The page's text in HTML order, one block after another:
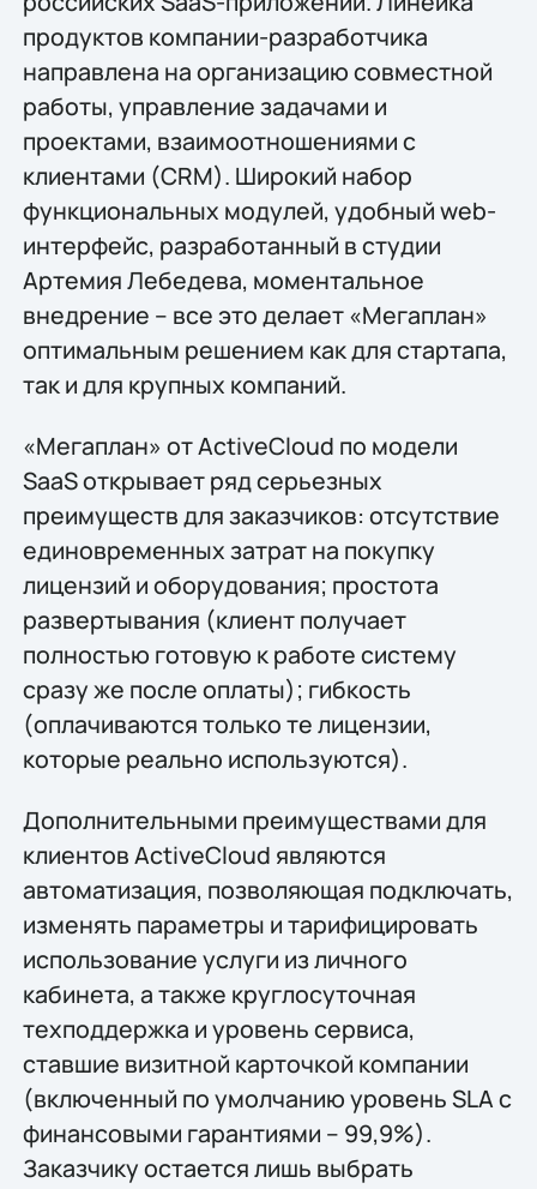
продуктов компании-разработчика
направлена на организацию совместной
работы, управление задачами и
проектами, взаимоотношениями с
клиентами (CRM). Широкий набор
функциональных модулей, удобный web-
интерфейс, разработанный в студии
Артемия Лебедева, моментальное
внедрение – все это делает «Мегаплан»
оптимальным решением как для стартапа,
так и для крупных компаний.
«Мегаплан» от ActiveCloud по модели
SaaS открывает ряд серьезных
преимуществ для заказчиков: отсутствие
единовременных затрат на покупку
лицензий и оборудования; простота
развертывания (клиент получает
полностью готовую к работе систему
сразу же после оплаты); гибкость
(оплачиваются только те лицензии,
которые реально используются).
Дополнительными преимуществами для
клиентов ActiveCloud являются
автоматизация, позволяющая подключать,
изменять параметры и тарифицировать
использование услуги из личного
кабинета, а также круглосуточная
техподдержка и уровень сервиса,
ставшие визитной карточкой компании
(включенный по умолчанию уровень SLA с
финансовыми гарантиями – 99,9%).
Заказчику остается лишь выбрать